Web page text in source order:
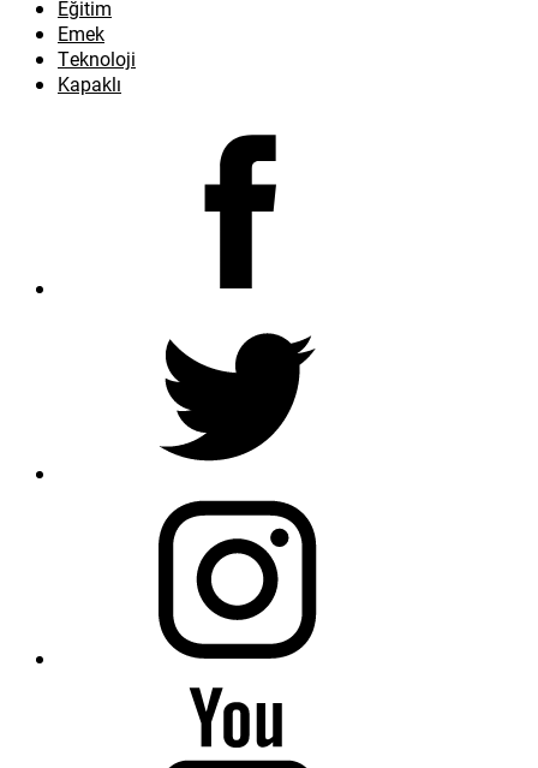
Eğitim
Emek
Teknoloji
Kapaklı